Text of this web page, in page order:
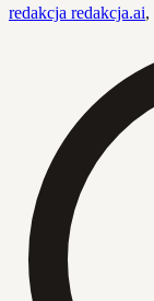
redakcja redakcja.ai,